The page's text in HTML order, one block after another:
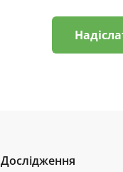
Дослідження